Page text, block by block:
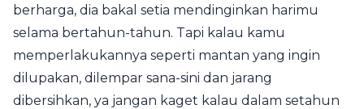
berharga, dia bakal setia mendinginkan harimu
selama bertahun-tahun. Tapi kalau kamu
memperlakukannya seperti mantan yang ingin
dilupakan, dilempar sana-sini dan jarang
dibersihkan, ya jangan kaget kalau dalam setahun